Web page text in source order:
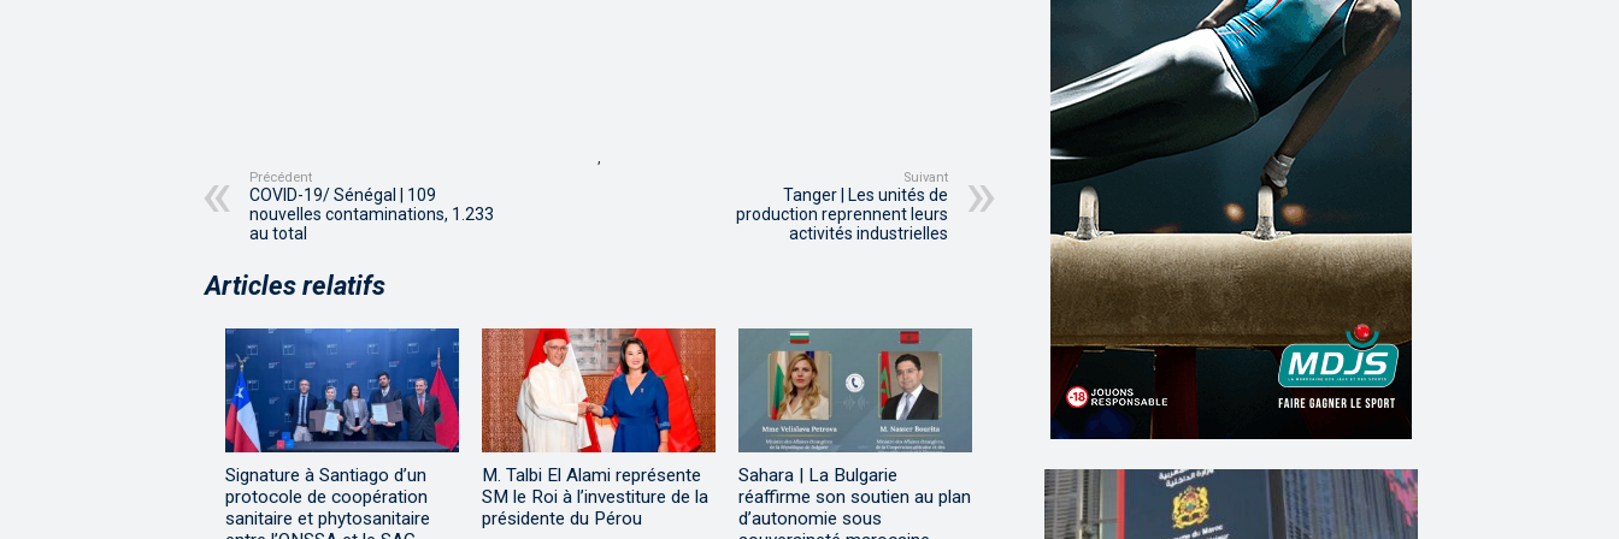
Précédent
COVID-19/ Sénégal | 109
nouvelles contaminations, 1.233
au total
Suivant
Tanger | Les unités de
production reprennent leurs
activités industrielles
Articles relatifs
Signature à Santiago d’un
protocole de coopération
sanitaire et phytosanitaire
M. Talbi El Alami représente
SM le Roi à l’investiture de la
présidente du Pérou
Sahara | La Bulgarie
réaffirme son soutien au plan
d’autonomie sous